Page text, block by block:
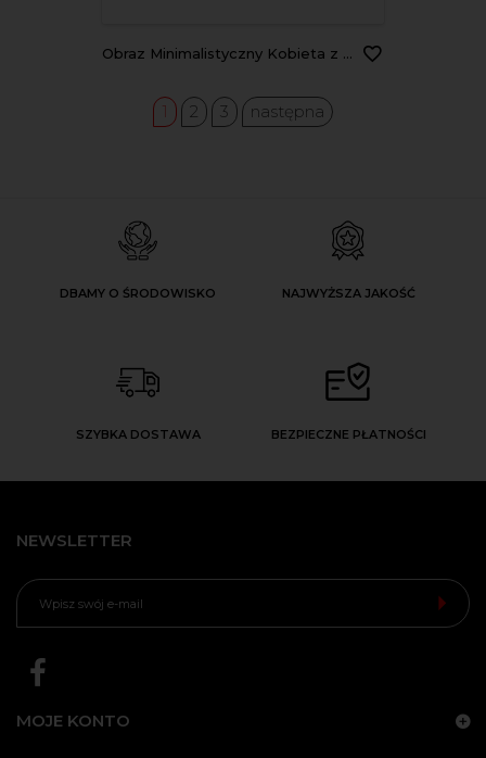
Obraz Minimalistyczny Kobieta z kwiatem
1 2 3 następna
DBAMY O ŚRODOWISKO NAJWYŻSZA JAKOŚĆ
SZYBKA DOSTAWA BEZPIECZNE PŁATNOŚCI
NEWSLETTER
MOJE KONTO